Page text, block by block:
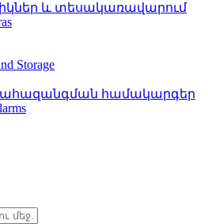
և տեսակառավարում
Storage
ահազանգման համակարգեր